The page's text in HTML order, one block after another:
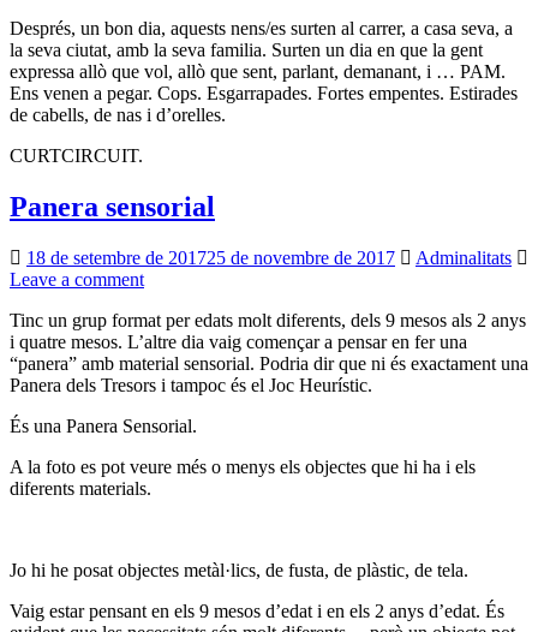
Després, un bon dia, aquests nens/es surten al carrer, a casa seva, a
la seva ciutat, amb la seva familia. Surten un dia en que la gent
expressa allò que vol, allò que sent, parlant, demanant, i … PAM.
Ens venen a pegar. Cops. Esgarrapades. Fortes empentes. Estirades
de cabells, de nas i d’orelles.
CURTCIRCUIT.
Panera sensorial
18 de setembre de 201725 de novembre de 2017
Adminalitats
Leave a comment
Tinc un grup format per edats molt diferents, dels 9 mesos als 2 anys
i quatre mesos. L’altre dia vaig començar a pensar en fer una
“panera” amb material sensorial. Podria dir que ni és exactament una
Panera dels Tresors i tampoc és el Joc Heurístic.
És una Panera Sensorial.
A la foto es pot veure més o menys els objectes que hi ha i els
diferents materials.
Jo hi he posat objectes metàl·lics, de fusta, de plàstic, de tela.
Vaig estar pensant en els 9 mesos d’edat i en els 2 anys d’edat. És